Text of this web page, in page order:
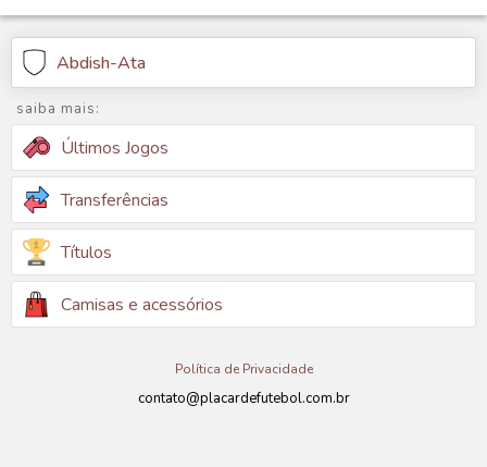
Abdish-Ata
saiba mais:
Últimos Jogos
Transferências
Títulos
Camisas e acessórios
Política de Privacidade
contato@placardefutebol.com.br